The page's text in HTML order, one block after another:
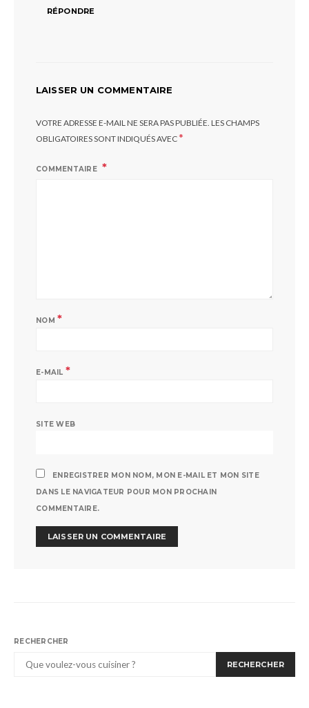
RÉPONDRE
LAISSER UN COMMENTAIRE
VOTRE ADRESSE E-MAIL NE SERA PAS PUBLIÉE. LES CHAMPS
OBLIGATOIRES SONT INDIQUÉS AVEC*
COMMENTAIRE
NOM *
E-MAIL *
SITE WEB
ENREGISTRER MON NOM, MON E-MAIL ET MON SITE
DANS LE NAVIGATEUR POUR MON PROCHAIN
COMMENTAIRE.
RECHERCHER
RECHERCHER